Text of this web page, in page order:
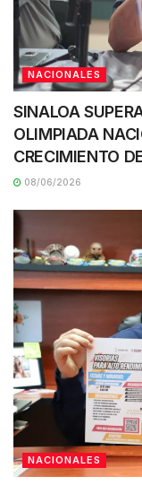
NACIONALES
SINALOA
OLIMPIADA
CRECIMIENTO
08/06/2026
NACIONALES